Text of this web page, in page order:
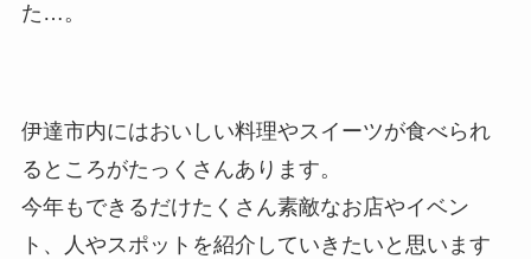
た…。
伊達市内にはおいしい料理やスイーツが食べられ
るところがたっくさんあります。
今年もできるだけたくさん素敵なお店やイベン
ト、人やスポットを紹介していきたいと思います